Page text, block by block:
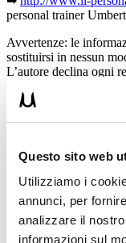
Questo sito web
Utilizziamo i
annunci, per
analizzare il
informazioni sul
personal trainer
Avvertenze: le
sostituirsi in nessun
L’autore declina ogni
risultanti dall’uso di
L’allenamento con
medico di fiducia
Condividi:
X